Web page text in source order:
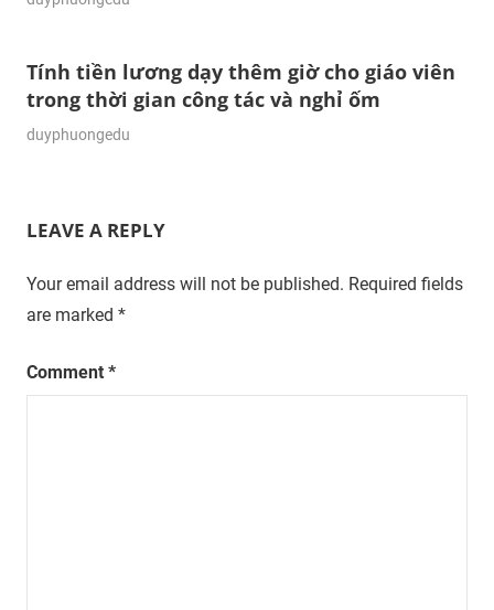
Tính tiền lương dạy thêm giờ cho giáo viên
trong thời gian công tác và nghỉ ốm
26/09/2023
duyphuongedu
LEAVE A REPLY
Your email address will not be published. Required fields
are marked *
Comment *